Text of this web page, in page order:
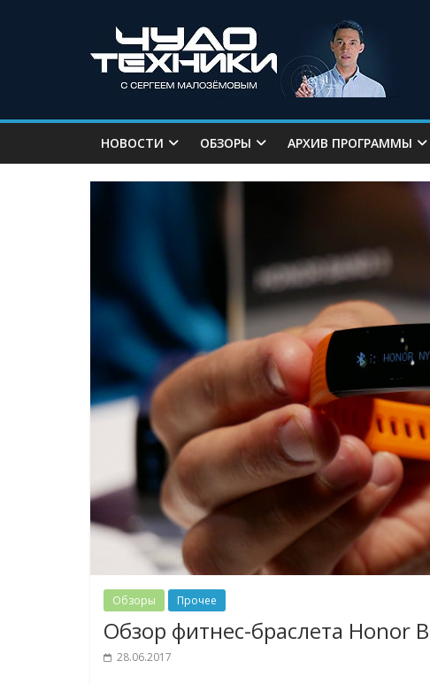
НОВОСТИ ОБЗОРЫ АРХИВ ПРОГРАММЫ
Обзоры Прочее
Обзор фитнес-браслета Honor
28.06.2017